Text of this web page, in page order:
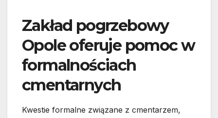
Zakład pogrzebowy
Opole oferuje pomoc w
formalnościach
cmentarnych
Kwestie formalne związane z cmentarzem,